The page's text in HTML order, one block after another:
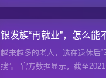
银发族“再就业”，怎么能
越来越多的老人，选在退休后
搜”。 官方数据显示，截至